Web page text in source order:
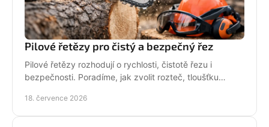
Pilové řetězy pro čistý a bezpečný řez
Pilové řetězy rozhodují o rychlosti, čistotě řezu i
bezpečnosti. Poradíme, jak zvolit rozteč, tloušťku
18. července 2026